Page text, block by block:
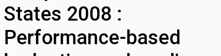
States 2008 :
Performance-based